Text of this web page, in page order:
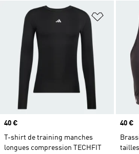
Ajouter
Prix
40 €
T-shirt de training manches
longues compression TECHFIT
Prix
40 €